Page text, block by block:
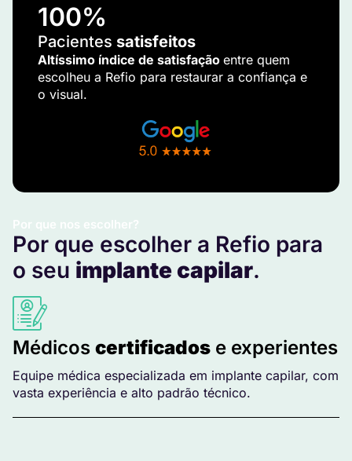
Por que nos escolher?
Por que escolher a Refio para
o seu implante capilar.
Médicos certificados e experientes
Equipe médica especializada em implante capilar, com
vasta experiência e alto padrão técnico.
100%
Pacientes satisfeitos
Altíssimo índice de satisfação entre quem
escolheu a Refio para restaurar a confiança e
o visual.